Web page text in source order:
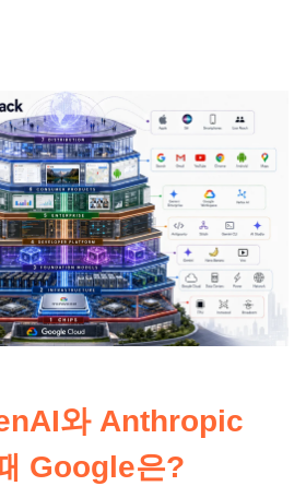
와 Anthropic
Google은?